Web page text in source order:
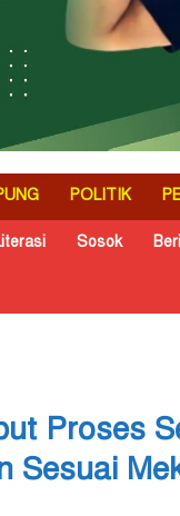
POLITIK
Sosok
Proses
Sesuai